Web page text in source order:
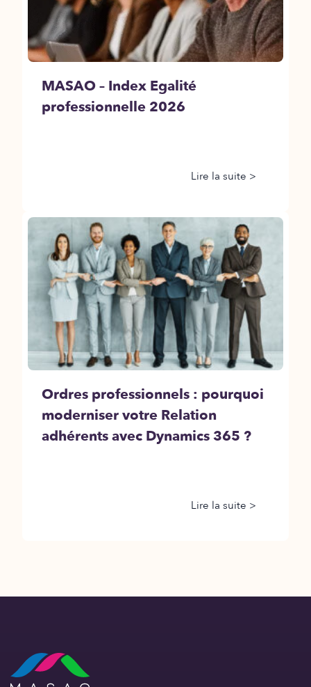
MASAO – Index Egalité
professionnelle 2026
Lire la suite >
Ordres professionnels : pourquoi
moderniser votre Relation
adhérents avec Dynamics 365 ?
Lire la suite >